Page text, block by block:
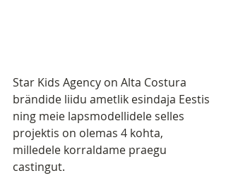
Star Kids Agency on Alta Costura
brändide liidu ametlik esindaja Eestis
ning meie lapsmodellidele selles
projektis on olemas 4 kohta,
milledele korraldame praegu
castingut.